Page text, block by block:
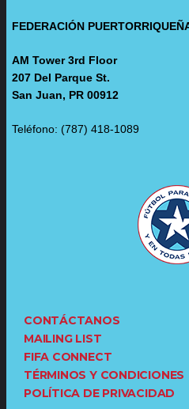
FEDERACIÓN
AM Tower 3rd Floor
207 Del Parque St.
San Juan, PR 00912
Teléfono: (787) 418-1089
CONTÁCTANOS
MAILING LIST
FIFA CONNECT
TÉRMINOS Y CONDICIONES
POLÍTICA DE PRIVACIDAD